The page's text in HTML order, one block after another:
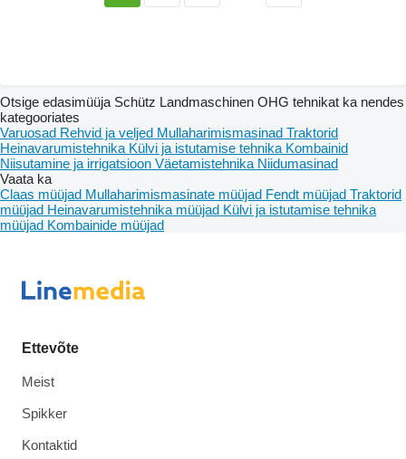
Otsige edasimüüja Schütz Landmaschinen OHG tehnikat ka nendes
kategooriates
Varuosad Rehvid ja veljed Mullaharimismasinad Traktorid
Heinavarumistehnika Külvi ja istutamise tehnika Kombainid
Niisutamine ja irrigatsioon Väetamistehnika Niidumasinad
Vaata ka
Claas müüjad Mullaharimismasinate müüjad Fendt müüjad Traktorid
müüjad Heinavarumistehnika müüjad Külvi ja istutamise tehnika
müüjad Kombainide müüjad
Ettevõte
Meist
Spikker
Kontaktid